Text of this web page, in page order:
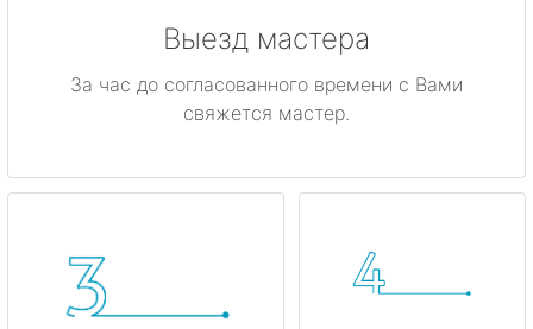
Выезд мастера
За час до согласованного времени с Вами
свяжется мастер.